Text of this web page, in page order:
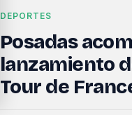
DEPORTES
Posadas
lanzamiento
Tour de